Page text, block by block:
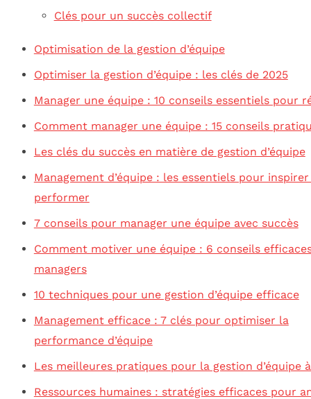
Clés pour un succès collectif
Optimisation de la gestion d’équipe
Optimiser la gestion d’équipe : les clés de 2025
Manager une équipe : 10 conseils essentiels pour
Comment manager une équipe : 15 conseils
Les clés du succès en matière de gestion d’équipe
Management d’équipe : les essentiels pour
performer
7 conseils pour manager une équipe avec succès
Comment motiver une équipe : 6 conseils
managers
10 techniques pour une gestion d’équipe efficace
Management efficace : 7 clés pour optimiser la
performance d’équipe
Les meilleures pratiques pour la gestion d’équipe
Ressources humaines : stratégies efficaces pour